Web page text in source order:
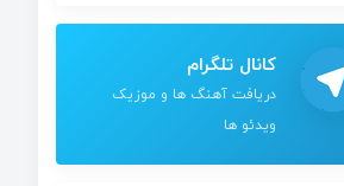
کانال تلگرام
دریافت آهنگ ها و موزیک
ویدئو ها